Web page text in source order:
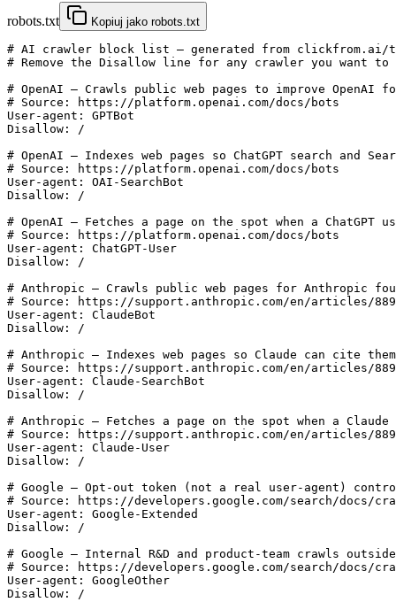
robots.txt Kopiuj jako robots.txt
# AI crawler block list — generated from
# Remove the Disallow line for any crawler you want
# OpenAI — Crawls public web pages to improve OpenAI
# Source: https://platform.openai.com/docs/bots
User-agent: GPTBot
Disallow: /
# OpenAI — Indexes web pages so ChatGPT search and
# Source: https://platform.openai.com/docs/bots
User-agent: OAI-SearchBot
Disallow: /
# OpenAI — Fetches a page on the spot when a
# Source: https://platform.openai.com/docs/bots
User-agent: ChatGPT-User
Disallow: /
# Anthropic — Crawls public web pages for Anthropic
# Source: https://support.anthropic.com/en/articles/
User-agent: ClaudeBot
Disallow: /
# Anthropic — Indexes web pages so Claude can cite
# Source: https://support.anthropic.com/en/articles/
User-agent: Claude-SearchBot
Disallow: /
# Anthropic — Fetches a page on the spot when a
# Source: https://support.anthropic.com/en/articles/
User-agent: Claude-User
Disallow: /
# Google — Opt-out token (not a real user-agent)
# Source: https://developers.google.com/search/docs/
User-agent: Google-Extended
Disallow: /
# Google — Internal R&D and product-team crawls
# Source: https://developers.google.com/search/docs/
User-agent: GoogleOther
Disallow: /